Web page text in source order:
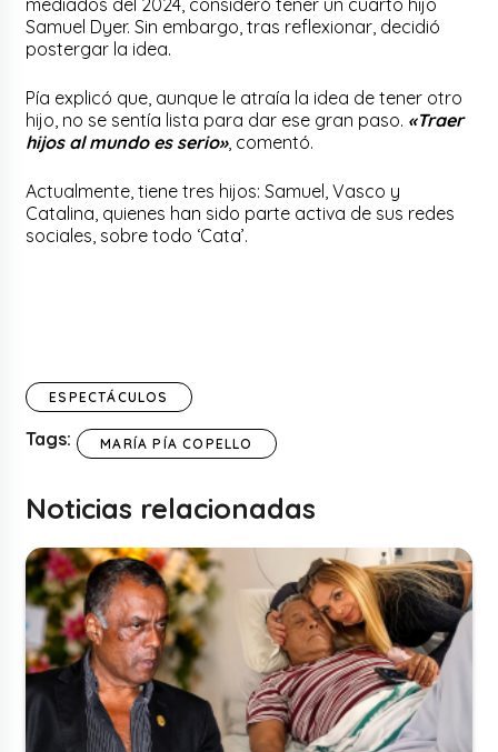
mediados del 2024, consideró tener un cuarto hijo
Samuel Dyer. Sin embargo, tras reflexionar, decidió
postergar la idea.
Pía explicó que, aunque le atraía la idea de tener otro
hijo, no se sentía lista para dar ese gran paso. «Traer
hijos al mundo es serio», comentó.
Actualmente, tiene tres hijos: Samuel, Vasco y
Catalina, quienes han sido parte activa de sus redes
sociales, sobre todo ‘Cata’.
ESPECTÁCULOS
Tags: MARÍA PÍA COPELLO
Noticias relacionadas